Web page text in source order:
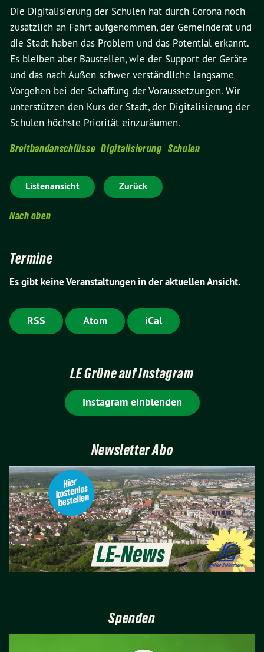
Die Digitalisierung der Schulen hat durch Corona noch
zusätzlich an Fahrt aufgenommen, der Gemeinderat und
die Stadt haben das Problem und das Potential erkannt.
Es bleiben aber Baustellen, wie der Support der Geräte
und das nach Außen schwer verständliche langsame
Vorgehen bei der Schaffung der Voraussetzungen. Wir
unterstützen den Kurs der Stadt, der Digitalisierung der
Schulen höchste Priorität einzuräumen.
Breitbandanschlüsse Digitalisierung Schulen
Listenansicht Zurück
Nach oben
Termine
Es gibt keine Veranstaltungen in der aktuellen Ansicht.
RSS Atom iCal
LE Grüne auf Instagram
Instagram einblenden
Newsletter Abo
Spenden